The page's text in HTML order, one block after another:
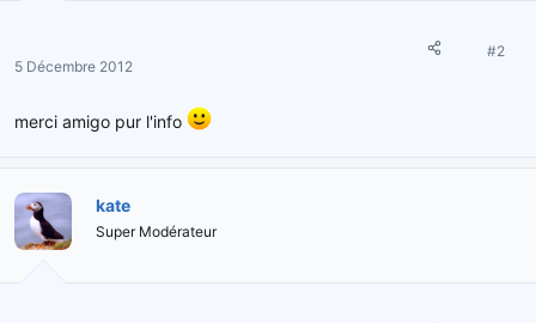
5 Décembre 2012
#2
merci amigo pur l'info
kate
Super Modérateur